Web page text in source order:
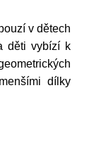
v dětech
děti vybízí k
dílky